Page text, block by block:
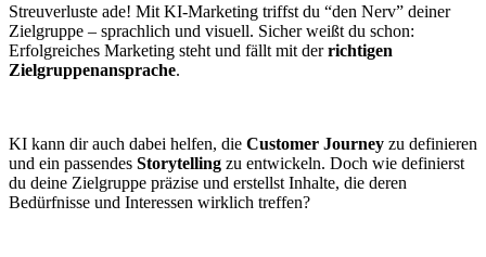
Streuverluste ade! Mit KI-Marketing triffst du “den Nerv” deiner
Zielgruppe – sprachlich und visuell. Sicher weißt du schon:
Erfolgreiches Marketing steht und fällt mit derrichtigen
Zielgruppenansprache.
KI kann dir auch dabei helfen, die Customer Journey zu definieren
und ein passendes Storytelling zu entwickeln. Doch wie definierst
du deine Zielgruppe präzise und erstellst Inhalte, die deren
Bedürfnisse und Interessen wirklich treffen?